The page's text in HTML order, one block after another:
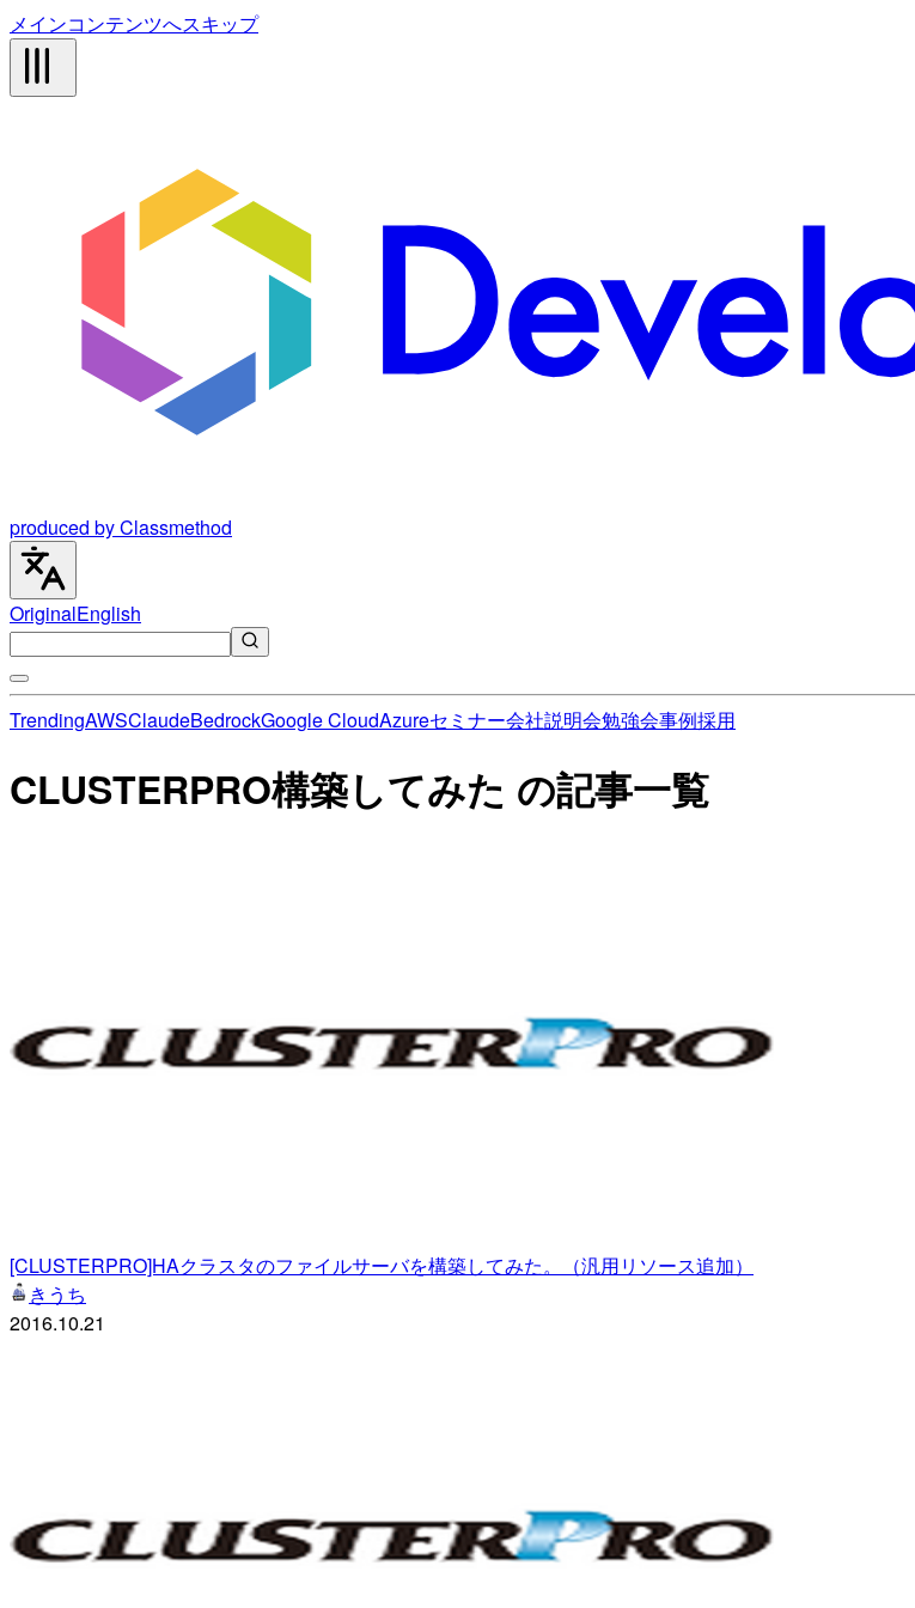
メインコンテンツへスキップ
produced by Classmethod
OriginalEnglish
TrendingAWSClaudeBedrockGoogle CloudAzureセミナー会社説明会勉強会事例採用
CLUSTERPRO構築してみた の記事一覧
[CLUSTERPRO]HAクラスタのファイルサーバを構築してみた。（汎用リソース追加）
きうち
2016.10.21